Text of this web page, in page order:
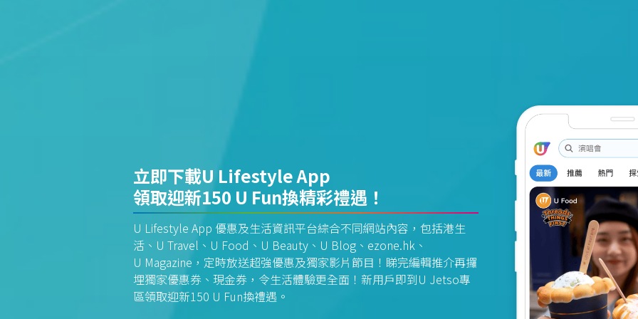
立即下載U Lifestyle App
領取迎新150 U Fun換精彩禮遇！
U Lifestyle App 優惠及生活資訊平台綜合不同網站內容，包括港生
活、U Travel、U Food、U Beauty、U Blog、ezone.hk、
U Magazine，定時放送超強優惠及獨家影片節目！睇完編輯推介再攞
埋獨家優惠券、現金券，令生活體驗更全面！新用戶即到U Jetso專
區領取迎新150 U Fun換禮遇。